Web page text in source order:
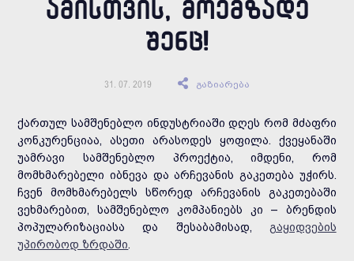
ᲐᲛᲘᲡᲗᲕᲘᲡ, ᲛᲝᲔᲛᲖᲐᲓᲔ
ᲨᲔᲜᲪ!
31. 07. 2019 გაზიარება
ქართულ სამშენებლო ინდუსტრიაში დღეს რომ მძაფრი
კონკურენციაა, ასეთი არასოდეს ყოფილა. ქვეყანაში
უამრავი სამშენებლო პროექტია, იმდენი, რომ
მომხმარებელი იბნევა და არჩევანის გაკეთება უჭირს.
ჩვენ მომხმარებელს სწორედ არჩევანის გაკეთებაში
ვეხმარებით, სამშენებლო კომპანიებს კი – ბრენდის
პოპულარიზაციასა და შესაბამისად, გაყიდვების
უპირობოდ ზრდაში